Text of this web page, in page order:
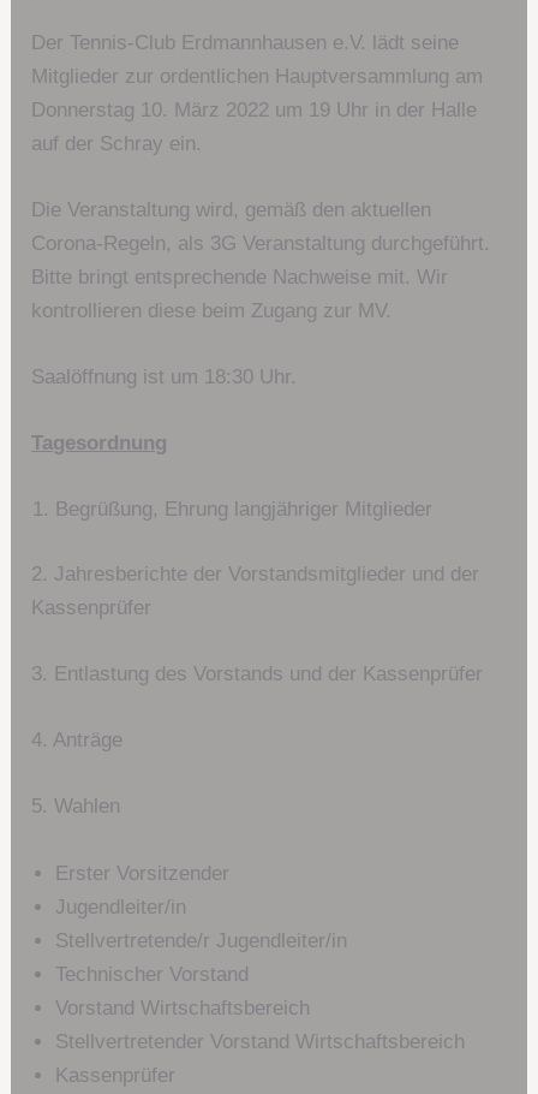
Der Tennis-Club Erdmannhausen e.V. lädt seine
Mitglieder zur ordentlichen Hauptversammlung am
Donnerstag 10. März 2022 um 19 Uhr in der Halle
auf der Schray ein.
Die Veranstaltung wird, gemäß den aktuellen
Corona-Regeln, als 3G Veranstaltung durchgeführt.
Bitte bringt entsprechende Nachweise mit. Wir
kontrollieren diese beim Zugang zur MV.
Saalöffnung ist um 18:30 Uhr.
Tagesordnung
Begrüßung, Ehrung langjähriger Mitglieder
2. Jahresberichte der Vorstandsmitglieder und der
Kassenprüfer
3. Entlastung des Vorstands und der Kassenprüfer
4. Anträge
5. Wahlen
Erster Vorsitzender
Jugendleiter/in
Stellvertretende/r Jugendleiter/in
Technischer Vorstand
Vorstand Wirtschaftsbereich
Stellvertretender Vorstand Wirtschaftsbereich
Kassenprüfer